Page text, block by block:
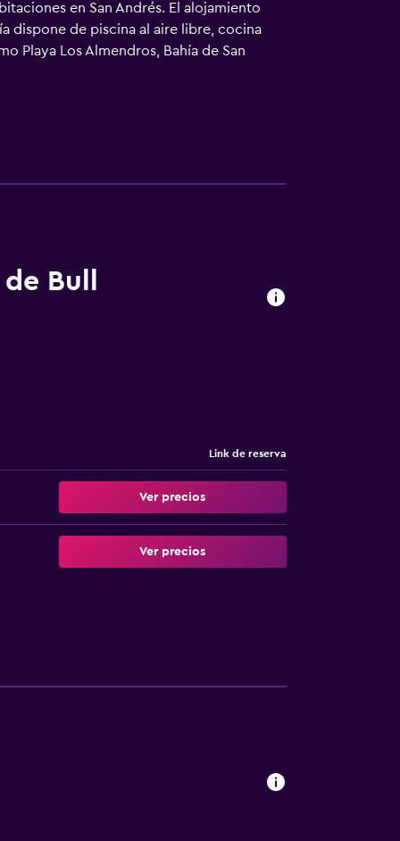
en San Andrés. El alojamiento
dispone de piscina al aire libre, cocina
Playa Los Almendros, Bahía de San
Bull
Link de reserva
Ver precios
Ver precios